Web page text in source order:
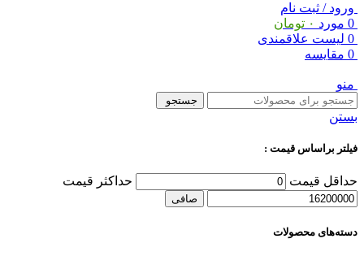
ورود / ثبت نام
0 مورد ۰ تومان
0 لیست علاقمندی
0 مقایسه
منو
جستجو
بستن
فیلتر براساس قیمت :
حداقل قیمت حداكثر قيمت
صافی
دسته‌های محصولات